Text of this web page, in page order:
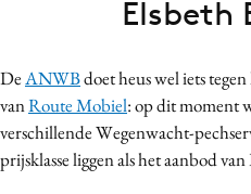
Carriere
Contentmarketing
Craft
DeANWBdoet heus wel iets
vanRoute Mobiel: op dit moment
verschillende Wegenwacht-
prijsklasse liggen als het aanbod
Elsbeth